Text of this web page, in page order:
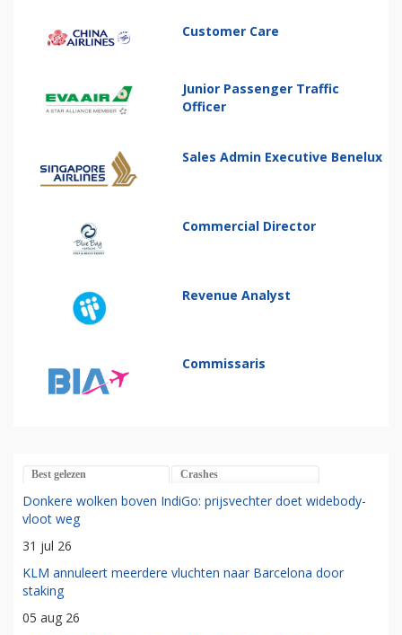
Customer Care
Junior Passenger Traffic
Officer
Sales Admin Executive Benelux
Commercial Director
Revenue Analyst
Commissaris
Best gelezen Crashes
Donkere wolken boven IndiGo: prijsvechter doet widebody-
vloot weg
31 jul 26
KLM annuleert meerdere vluchten naar Barcelona door
staking
05 aug 26